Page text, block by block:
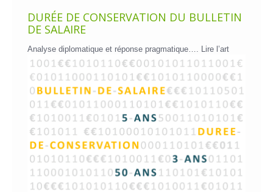
DURÉE DE CONSERVATION DU BULLETIN
DE SALAIRE
Analyse diplomatique et réponse pragmatique…. Lire l’art